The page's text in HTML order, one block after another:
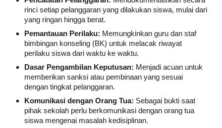
rinci setiap pelanggaran yang dilakukan siswa, mulai dari
yang ringan hingga berat.
Pemantauan Perilaku: Memungkinkan guru dan staf
bimbingan konseling (BK) untuk melacak riwayat
perilaku siswa dari waktu ke waktu.
Dasar Pengambilan Keputusan: Menjadi acuan untuk
memberikan sanksi atau pembinaan yang sesuai
dengan tingkat pelanggaran.
Komunikasi dengan Orang Tua: Sebagai bukti saat
pihak sekolah perlu berkomunikasi dengan orang tua
siswa mengenai masalah kedisiplinan.